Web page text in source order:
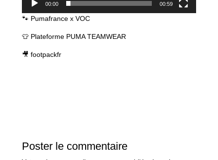
00:00 00:59
🐾 Pumafrance x VOC
👕 Plateforme PUMA TEAMWEAR
🎥 footpackfr
Poster le commentaire